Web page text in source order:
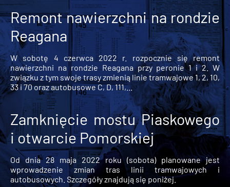
Remont nawierzchni na rondzie
Reagana
W sobotę 4 czerwca 2022 r. rozpocznie się remont
nawierzchni na rondzie Reagana przy peronie 1 i 2. W
związku z tym swoje trasy zmienią linie tramwajowe 1, 2, 10,
33 i 70 oraz autobusowe C, D, 111,...
Zamknięcie mostu Piaskowego
i otwarcie Pomorskiej
Od dnia 28 maja 2022 roku (sobota) planowane jest
wprowadzenie zmian tras linii tramwajowych i
autobusowych. Szczegóły znajdują się poniżej.